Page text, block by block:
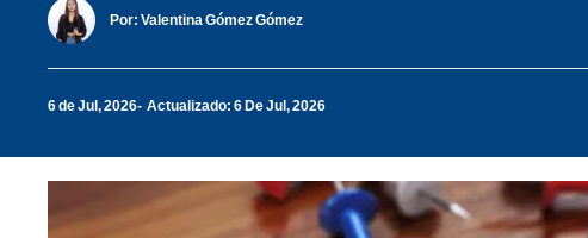
Por: Valentina Gómez Gómez
6 de Jul, 2026 Actualizado: 6 De Jul, 2026